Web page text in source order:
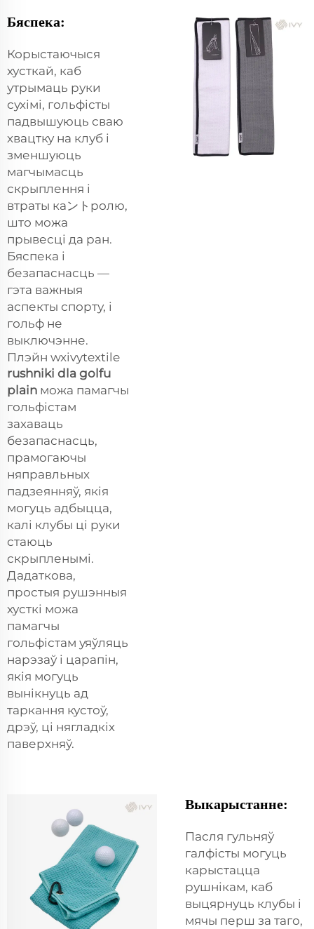
Бяспека:
Корыстаючыся
хусткай, каб
утрымаць руки
сухімі, гольфісты
падвышуюць сваю
хвацтку на клуб і
зменшуюць
магчымасць
скрыплення і
втраты каントролю,
што можа
прывесці да ран.
Бяспека і
безапаснасць —
гэта важныя
аспекты спорту, і
гольф не
выключэнне.
Плэйн wxivytextile
rushniki dla golfu
plain можа памагчы
гольфістам
захаваць
безапаснасць,
прамогаючы
няправльных
падзеянняў, якія
могуць адбыцца,
калі клубы ці руки
стаюць
скрыпленымі.
Дадаткова,
простыя рушэнныя
хусткі можа
памагчы
гольфістам уяўляць
нарэзаў і царапін,
якія могуць
вынікнуць ад
таркання кустоў,
дрэў, ці нягладкіх
паверхняў.
Выкарыстанне:
Пасля гульняў
галфісты могуць
карыстацца
рушнікам, каб
выцярнуць клубы і
мячы перш за таго,